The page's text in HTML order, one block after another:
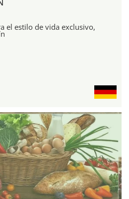
el estilo de vida exclusivo,